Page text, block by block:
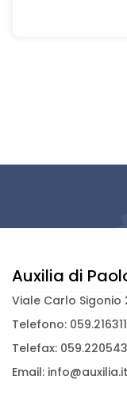
Auxilia di
Viale Carlo Sigonio
Telefono: 059.216311
Telefax: 059.220543
Email: info@auxilia.it